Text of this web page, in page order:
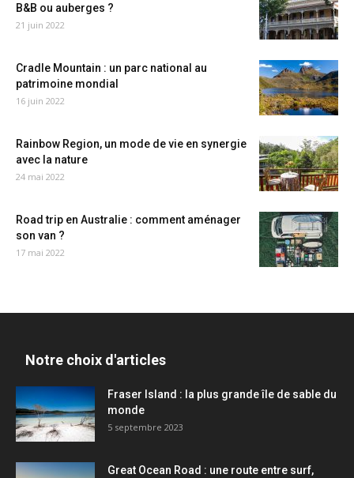
B&B ou auberges ?
21 juin 2022
Cradle Mountain : un parc national au
patrimoine mondial
16 juin 2022
Rainbow Region, un mode de vie en synergie
avec la nature
24 mai 2022
Road trip en Australie : comment aménager
son van ?
17 mai 2022
Notre choix d'articles
Fraser Island : la plus grande île de sable du
monde
5 septembre 2023
Great Ocean Road : une route entre surf,